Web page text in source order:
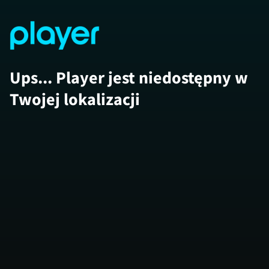
Ups... Player jest niedostępny w
Twojej lokalizacji